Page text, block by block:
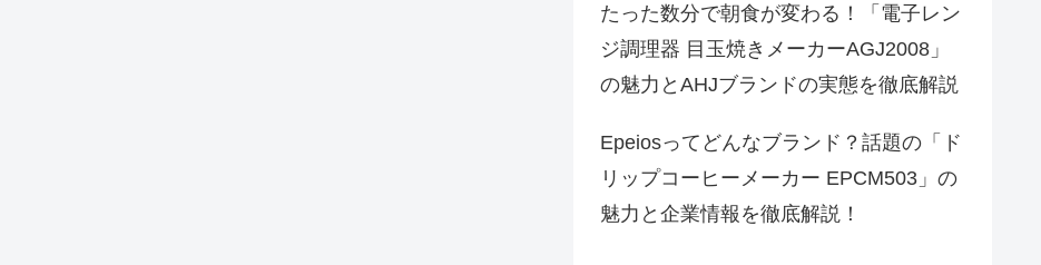
たった数分で朝食が変わる！「電子レン
ジ調理器 目玉焼きメーカーAGJ2008」
の魅力とAHJブランドの実態を徹底解説
Epeiosってどんなブランド？話題の「ド
リップコーヒーメーカー EPCM503」の
魅力と企業情報を徹底解説！